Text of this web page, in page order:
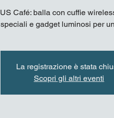
Café: balla con cuffie
La registrazione è stata
Scopri gli altri eventi